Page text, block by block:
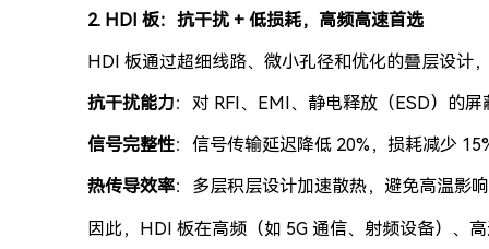
2. HDI 板：抗干扰 + 低损耗，高频高速首选
HDI 板通过超细线路、微小孔径和优化的叠层设计
抗干扰能力：对 RFI、EMI、静电释放（ESD）的
信号完整性：信号传输延迟降低 20%，损耗减少
热传导效率：多层积层设计加速散热，避免高温影
因此，HDI 板在高频（如 5G 通信、射频设备）、